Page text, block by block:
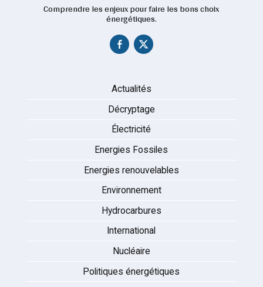
Comprendre les enjeux pour faire les bons choix
énergétiques.
Actualités
Décryptage
Électricité
Energies Fossiles
Energies renouvelables
Environnement
Hydrocarbures
International
Nucléaire
Politiques énergétiques